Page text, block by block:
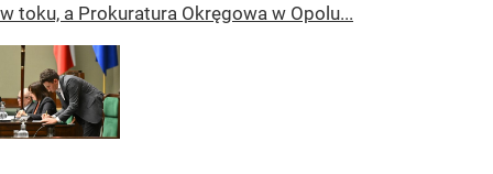
w toku, a Prokuratura Okręgowa w Opolu...